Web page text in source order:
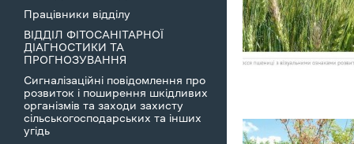
Працівники відділу
ВІДДІЛ ФІТОСАНІТАРНОЇ
ДІАГНОСТИКИ ТА
ПРОГНОЗУВАННЯ
Сигналізаційні повідомлення про
розвиток і поширення шкідливих
організмів та заходи захисту
сільськогосподарських та інших
угідь